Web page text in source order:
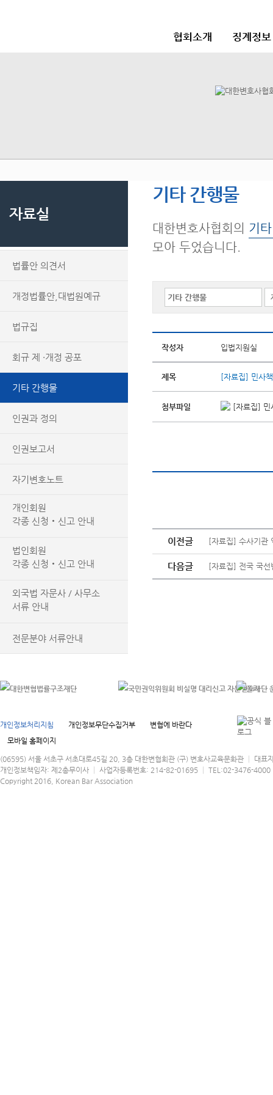
협회소개 징계정
자료실
법률안 의견서
개정법률안,대법원예규
법규집
회규 제 ·개정 공포
기타 간행물
인권과 정의
인권보고서
자기변호노트
개인회원
각종 신청‧신고 안내
법인회원
각종 신청‧신고 안내
외국법 자문사 / 사무소
서류 안내
전문분야 서류안내
기타 간행물
대한변호사협회의 기
모아 두었습니다.
작성자 입법지원실
제목 [자료집] 민사
첨부파일 [자료집] 민
이전글 [자료집] 수사기관
다음글 [자료집] 전국 국선
개인정보처리지침 개인정보무단수집거부
변협에 바란다
모바일 홈페이지
(06595) 서울 서초구 서초대로45길 20, 3층 대한변협회관 (구) 변호사교육문화관 │ 대표
개인정보책임자: 제2총무이사 │ 사업자등록번호: 214-82-01695 │ TEL:02-3476-
Copyright 2016, Korean Bar Association